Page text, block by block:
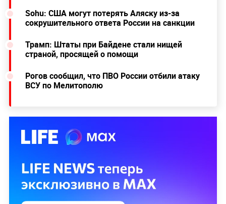
Sohu: США могут потерять Аляску из-за
сокрушительного ответа России на санкции
Трамп: Штаты при Байдене стали нищей
страной, просящей о помощи
Рогов сообщил, что ПВО России отбили атаку
ВСУ по Мелитополю